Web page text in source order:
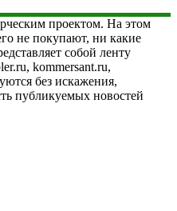
проектом. На этом
не покупают, ни какие
собой ленту
kommersant.ru,
без искажения,
публикуемых новостей